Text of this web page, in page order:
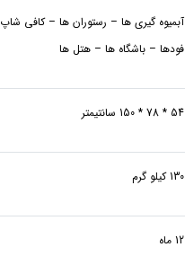
آبمیوه گیری ها – رستوران ها – کافی
فودها – باشگاه ها – هتل ها
54 * 78 * 150 سانتیمتر
130 کیلو گرم
12 ماه